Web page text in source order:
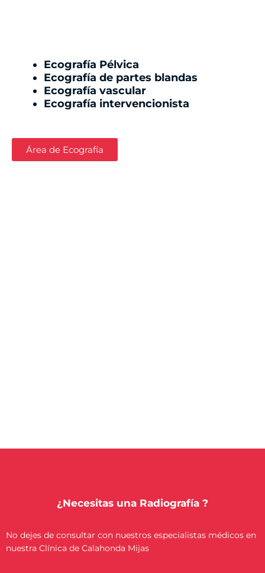
Ecografía Pélvica
Ecografía de partes blandas
Ecografía vascular
Ecografía intervencionista
Área de Ecografía
¿Necesitas una Radiografía ?
No dejes de consultar con nuestros especialistas médicos en
nuestra Clínica de Calahonda Mijas